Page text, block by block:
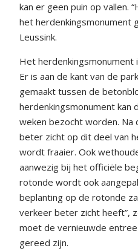
kan er geen puin op vallen.
het herdenkingsmonument
Leussink.
Het herdenkingsmonument
Er is aan de kant van de
gemaakt tussen de
herdenkingsmonument kan
weken bezocht worden. Na
beter zicht op dit deel van
wordt fraaier. Ook
aanwezig bij het officiële
rotonde wordt ook
beplanting op de rotonde
verkeer beter zicht heeft”,
moet de vernieuwde
gereed zijn.